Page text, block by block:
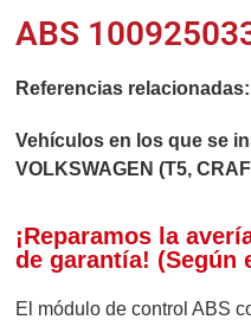
ABS
Referencias relacionadas:
Vehículos en los que se
VOLKSWAGEN (T5,
¡Reparamos la
de garantía! (Según
El módulo de control ABS